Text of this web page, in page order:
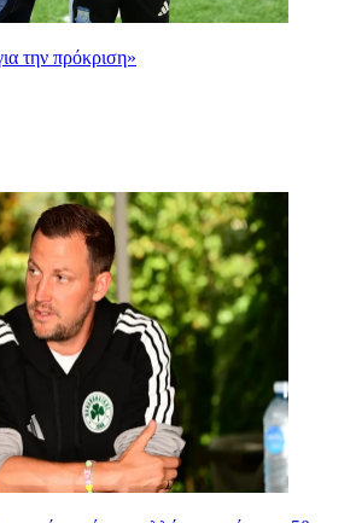
την πρόκριση»